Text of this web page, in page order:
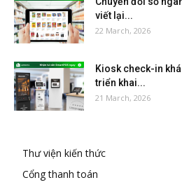
viết lại...
22 March, 2026
Kiosk check-in
triển khai...
21 March, 2026
Thư viện kiến thức
Cổng thanh toán